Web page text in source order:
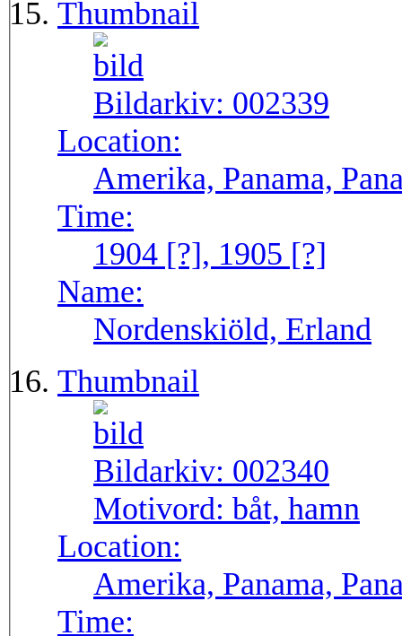
Thumbnail
Bildarkiv: 002339
Location:
Amerika, Panama,
Time:
1904 [?], 1905 [?]
Name:
Nordenskiöld, Erland
Thumbnail
Bildarkiv: 002340
Motivord: båt, hamn
Location:
Amerika, Panama,
Time: